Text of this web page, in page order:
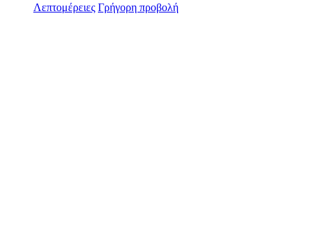
Λεπτομέρειες Γρήγορη προβολή